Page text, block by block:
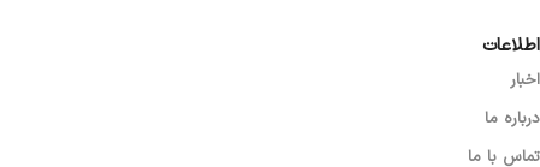
اطلاعات
اخبار
درباره ما
تماس با ما